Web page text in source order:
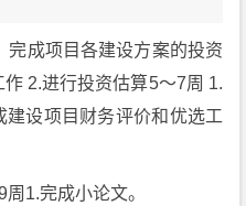
完成项目各建设方案的投资
2.进行投资估算5～7周 1.
设项目财务评价和优选工
1.完成小论文。